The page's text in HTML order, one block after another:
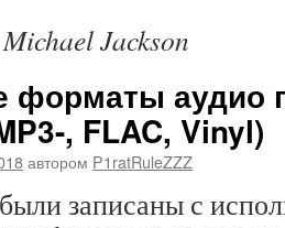
Michael Jackson
форматы аудио
, FLAC, Vinyl)
автором P1ratRuleZZZ
записаны с